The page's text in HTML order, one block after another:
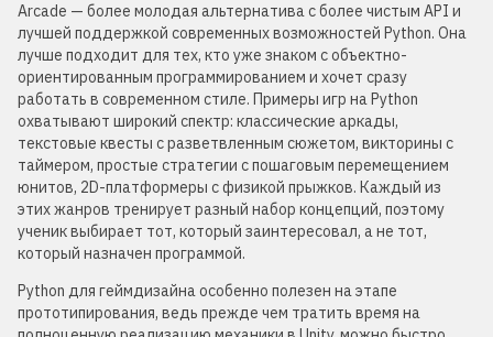
Arcade — более молодая альтернатива с более чистым API и
лучшей поддержкой современных возможностей Python. Она
лучше подходит для тех, кто уже знаком с объектно-
ориентированным программированием и хочет сразу
работать в современном стиле. Примеры игр на Python
охватывают широкий спектр: классические аркады,
текстовые квесты с разветвленным сюжетом, викторины с
таймером, простые стратегии с пошаговым перемещением
юнитов, 2D-платформеры с физикой прыжков. Каждый из
этих жанров тренирует разный набор концепций, поэтому
ученик выбирает тот, который заинтересовал, а не тот,
который назначен программой.
Python для геймдизайна особенно полезен на этапе
прототипирования, ведь прежде чем тратить время на